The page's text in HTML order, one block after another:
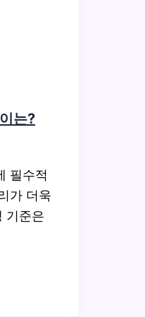
는?
필수적
가 더욱
기준은